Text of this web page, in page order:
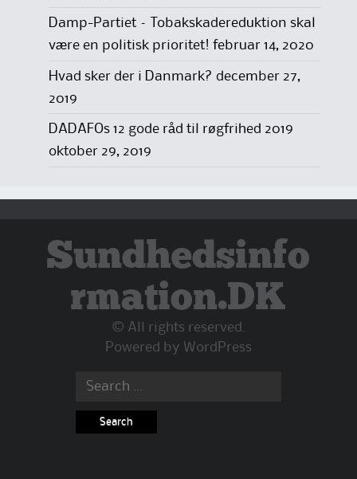
Damp-Partiet – Tobakskadereduktion skal
være en politisk prioritet! februar 14, 2020
Hvad sker der i Danmark? december 27,
2019
DADAFOs 12 gode råd til røgfrihed 2019
oktober 29, 2019
Sundhedsinfo
rmation.DK
© All rights reserved.
Powered by WordPress
Search